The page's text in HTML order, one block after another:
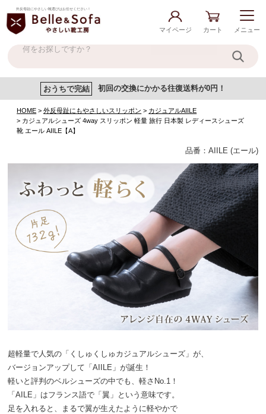
外反母趾にやさしい靴選びはお任せください！
マイページ カート メニュー
おうちで完結 初回の交換にかかる往復送料が0円！
HOME 外反母趾にもやさしいスリッポン
カジュアルAIILE
カジュアルシューズ 4way スリッポン 軽量 旅行 日本製 レディースシューズ
靴 エール AIILE【A】
品番：AIILE (エール)
超軽量で人気の「くしゅくしゅカジュアルシューズ」が、
バージョンアップして「AIILE」が誕生！
軽いと評判のベルシューズの中でも、軽さNo.1！
「AILE」はフランス語で「翼」という意味です。
足を入れると、まるで翼が生えたように軽やかで